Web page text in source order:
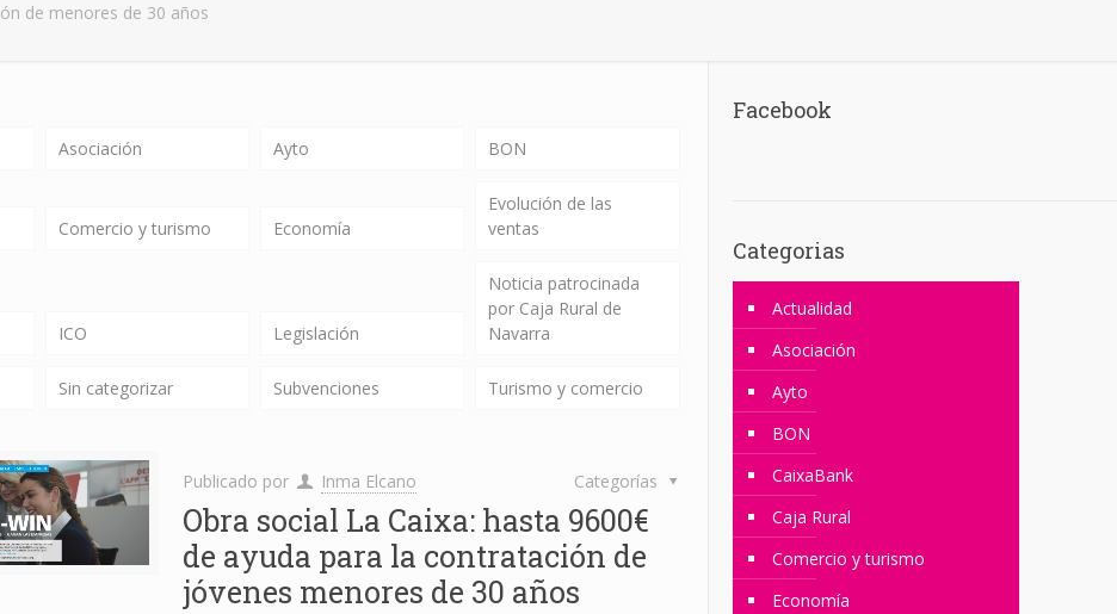
de menores de 30 años
Asociación Ayto BON
Comercio y turismo Economía
Evolución de las
ventas
ICO Legislación
Noticia patrocinada
por Caja Rural de
Navarra
Sin categorizar Subvenciones Turismo y comercio
Publicado por Inma Elcano Categorías
Obra social La Caixa: hasta 9600€
de ayuda para la contratación de
jóvenes menores de 30 años
Facebook
Categorias
Actualidad
Asociación
Ayto
BON
CaixaBank
Caja Rural
Comercio y turismo
Economía